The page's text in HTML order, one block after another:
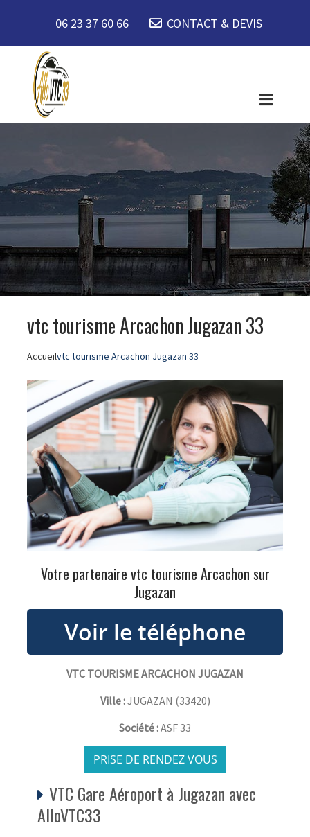
06 23 37 60 66 CONTACT & DEVIS
vtc tourisme Arcachon Jugazan 33
Accueilvtc tourisme Arcachon Jugazan 33
Votre partenaire vtc tourisme Arcachon sur
Jugazan
VTC TOURISME ARCACHON JUGAZAN
Ville :JUGAZAN (33420)
Société :ASF 33
PRISE DE RENDEZ VOUS
VTC Gare Aéroport à Jugazan avec
AlloVTC33